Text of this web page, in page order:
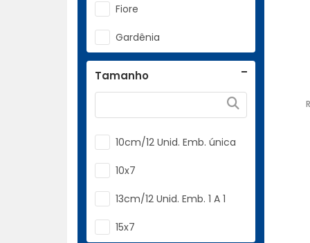
Rosas.
Sabatinus
Salton.
Fiore
Gardênia
Israel
Jasmim
Jerusalem
Lavanda
Limão
Mirra
Pino
Tamanho
10cm/12 Unid. Emb. única
10x7
13cm/12 Unid. Emb. 1 A 1
15x7